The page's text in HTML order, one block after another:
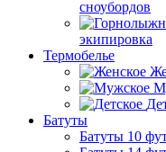
сноубордов
экипировка
Термобелье
Батуты
Батуты 10